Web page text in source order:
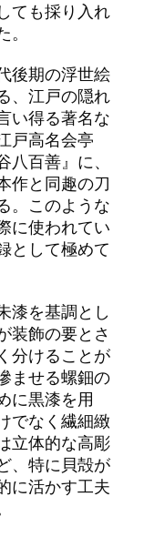
ても採り入れ
。
後期の浮世絵
、江戸の隠れ
い得る著名な
戸高名会亭
八百善』に、
作と同趣の刀
。このような
に使われてい
として極めて
漆を基調とし
装飾の要とさ
分けることが
ませる螺鈿の
に黒漆を用
でなく繊細緻
立体的な高彫
、特に貝殻が
に活かす工夫